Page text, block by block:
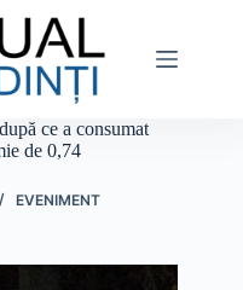
ce a consumat
de 0,74
EVENIMENT